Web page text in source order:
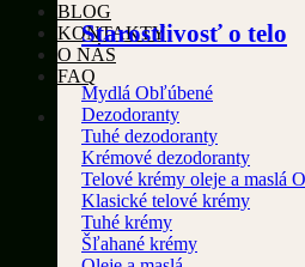
BLOG
KONTAKTY
O NÁS
FAQ
Starostlivosť o telo
Mydlá
Dezodoranty
Tuhé dezodoranty
Krémové dezodoranty
Telové krémy oleje a maslá
Klasické telové krémy
Tuhé krémy
Šľahané krémy